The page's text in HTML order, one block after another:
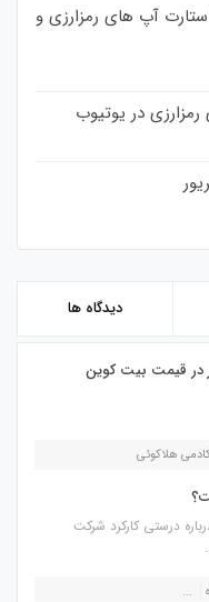
آپ‌ های رمزارزی و
در یوتیوب
دیدگاه ها
در قیمت بیت کوین
هلاکوئی
درستی کارکرد شرکت
...